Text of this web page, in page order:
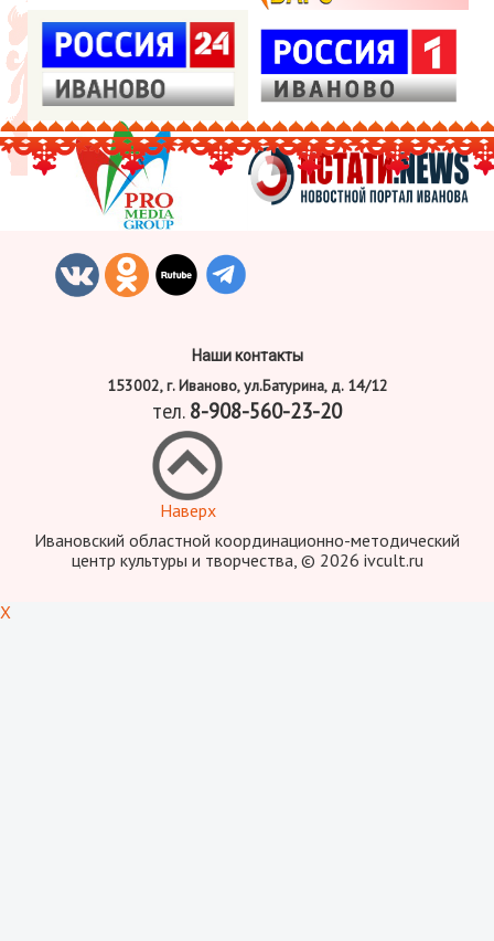
Наши контакты
153002, г. Иваново, ул.Батурина, д. 14/12
тел. 8-908-560-23-20
Наверх
Ивановский областной координационно-методический
центр культуры и творчества, © 2026 ivcult.ru
X